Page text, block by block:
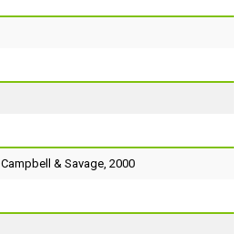
Campbell & Savage, 2000